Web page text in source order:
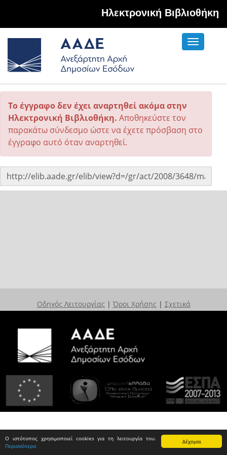
Δέχομαι
Ο ιστότοπος χρησιμοποιεί cookies για τη λειτουργία του.
Περισσότερα
Hλεκτρονική Βιβλιοθήκη
Toggle
Το έγγραφο δεν έχει αναρτηθεί ακόμα στην
Ηλεκτρονική Βιβλιοθήκη. Αποθηκεύστε τον
παρακάτω σύνδεσμο ώστε να έχετε πρόσβαση στο
έγγραφο αυτό όταν αναρτηθεί.
Οδηγός Λειτουργίας | Όροι Χρήσης | Σχετικά